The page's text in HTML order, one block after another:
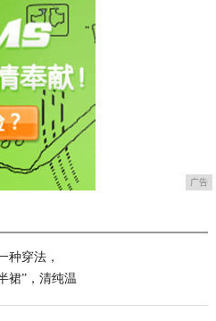
广告
种穿法，
裙”，清纯温